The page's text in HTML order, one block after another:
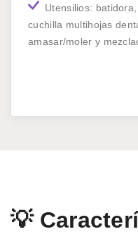
Utensilios:
cuchilla multihojas
amasar/moler y
💡